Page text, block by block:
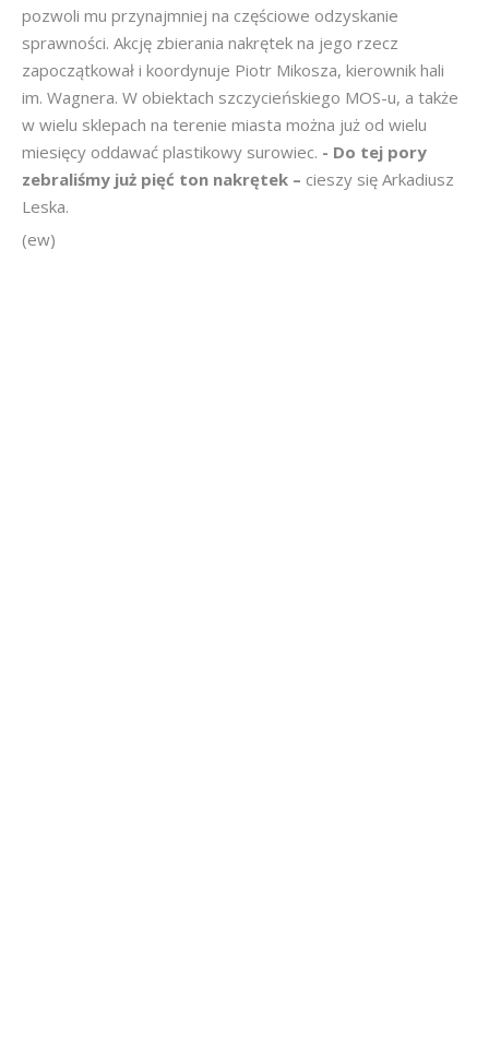
pozwoli mu przynajmniej na częściowe odzyskanie
sprawności. Akcję zbierania nakrętek na jego rzecz
zapoczątkował i koordynuje Piotr Mikosza, kierownik hali
im. Wagnera. W obiektach szczycieńskiego MOS-u, a także
w wielu sklepach na terenie miasta można już od wielu
miesięcy oddawać plastikowy surowiec. - Do tej pory
zebraliśmy już pięć ton nakrętek – cieszy się Arkadiusz
Leska.
(ew)